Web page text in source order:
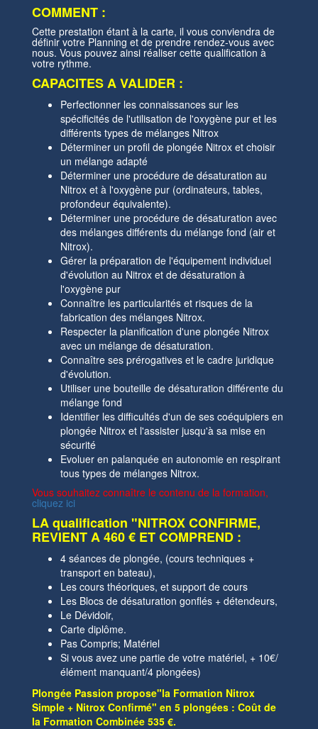
COMMENT :
Cette prestation étant à la carte, il vous conviendra de
définir votre Planning et de prendre rendez-vous avec
nous. Vous pouvez ainsi réaliser cette qualification à
votre rythme.
CAPACITES A VALIDER :
Perfectionner les connaissances sur les
spécificités de l'utilisation de l'oxygène pur et les
différents types de mélanges Nitrox
Déterminer un profil de plongée Nitrox et choisir
un mélange adapté
Déterminer une procédure de désaturation au
Nitrox et à l'oxygène pur (ordinateurs, tables,
profondeur équivalente).
Déterminer une procédure de désaturation avec
des mélanges différents du mélange fond (air et
Nitrox).
Gérer la préparation de l'équipement individuel
d'évolution au Nitrox et de désaturation à
l'oxygène pur
Connaître les particularités et risques de la
fabrication des mélanges Nitrox.
Respecter la planification d'une plongée Nitrox
avec un mélange de désaturation.
Connaître ses prérogatives et le cadre juridique
d'évolution.
Utiliser une bouteille de désaturation différente du
mélange fond
Identifier les difficultés d'un de ses coéquipiers en
plongée Nitrox et l'assister jusqu'à sa mise en
sécurité
Evoluer en palanquée en autonomie en respirant
tous types de mélanges Nitrox.
Vous souhaitez connaître le contenu de la formation,
cliquez ici
LA qualification "NITROX CONFIRME,
REVIENT A 460 € ET COMPREND :
4 séances de plongée, (cours techniques +
transport en bateau),
Les cours théoriques, et support de cours
Les Blocs de désaturation gonflés + détendeurs,
Le Dévidoir,
Carte diplôme.
Pas Compris; Matériel
Si vous avez une partie de votre matériel, + 10€/
élément manquant/4 plongées)
Plongée Passion propose"la Formation Nitrox
Simple + Nitrox Confirmé" en 5 plongées : Coût de
la Formation Combinée 535 €.